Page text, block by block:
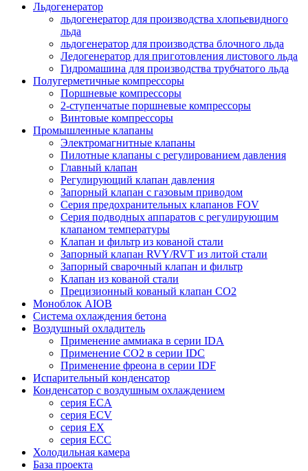
Льдогенератор
льдогенератор для производства хлопьевидного
льда
льдогенератор для производства блочного льда
Ледогенератор для приготовления листового льда
Гидромашина для производства трубчатого льда
Полугерметичные компрессоры
Поршневые компрессоры
2-ступенчатые поршневые компрессоры
Винтовые компрессоры
Промышленные клапаны
Электромагнитные клапаны
Пилотные клапаны с регулированием давления
Главный клапан
Регулирующий клапан давления
Запорный клапан с газовым приводом
Серия предохранительных клапанов FOV
Серия подводных аппаратов с регулирующим
клапаном температуры
Клапан и фильтр из кованой стали
Запорный клапан RVY/RVT из литой стали
Запорный сварочный клапан и фильтр
Клапан из кованой стали
Прецизионный кованый клапан CO2
Моноблок AIOB
Система охлаждения бетона
Воздушный охладитель
Применение аммиака в серии IDA
Применение CO2 в серии IDC
Применение фреона в серии IDF
Испарительный конденсатор
Конденсатор с воздушным охлаждением
серия ECA
серия ECV
серия ЕХ
серия ECC
Холодильная камера
База проекта